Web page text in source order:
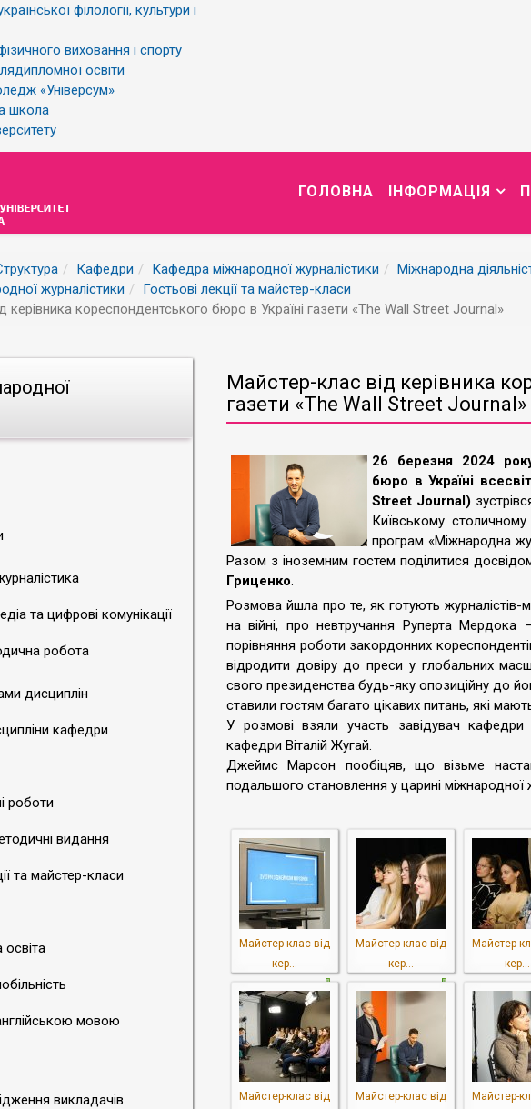
філології, культури і
виховання і спорту
освіти
«Універсум»
школа
ГОЛОВНА ІНФОРМАЦІЯ
Кафедри Кафедра міжнародної журналістики Міжнародна
журналістики
Гостьові лекції та майстер-класи
керівника кореспондентського бюро в Україні газети «The Wall Street Journal»
та цифрові комунікації
робота
дисциплін
кафедри
роботи
видання
та майстер-класи
мовою
викладачів
Майстер-клас від керівника
газети «The Wall Street Journal»
26 березня 2024
бюро в Україні
Street Journal)
Київському столичному
програм «Міжнародна
Разом з іноземним гостем поділитися
Гриценко.
Розмова йшла про те, як готують
на війні, про невтручання Руперта Мердока
порівняння роботи закордонних
відродити довіру до преси у глобальних
свого президенства будь-яку опозиційну до
ставили гостям багато цікавих питань, які
У розмові взяли участь завідувач кафедри
кафедри Віталій Жугай.
Джеймс Марсон пообіцяв, що візьме
подальшого становлення у царині міжнародної
Майстер-клас від
кер...
Майстер-клас від
кер...
Майстер-
кер...
Майстер-клас від
Майстер-клас від
Майстер-